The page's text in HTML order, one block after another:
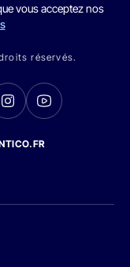
vous acceptez nos
réservés.